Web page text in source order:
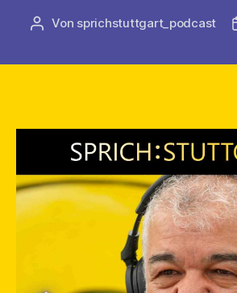
Beitragsautor
Von sprichstuttgart_podcast